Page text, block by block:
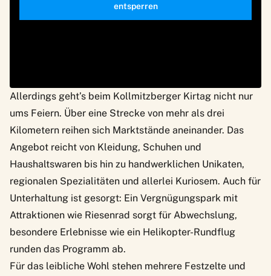
entsperren
Allerdings geht’s beim Kollmitzberger Kirtag nicht nur
ums Feiern. Über eine Strecke von mehr als drei
Kilometern reihen sich Marktstände aneinander. Das
Angebot reicht von Kleidung, Schuhen und
Haushaltswaren bis hin zu handwerklichen Unikaten,
regionalen Spezialitäten und allerlei Kuriosem. Auch für
Unterhaltung ist gesorgt: Ein Vergnügungspark mit
Attraktionen wie Riesenrad sorgt für Abwechslung,
besondere Erlebnisse wie ein Helikopter-Rundflug
runden das Programm ab.
Für das leibliche Wohl stehen mehrere Festzelte und